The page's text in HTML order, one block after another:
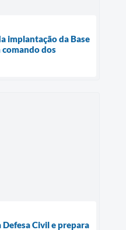
implantação da Base
comando dos
Civil e prepara